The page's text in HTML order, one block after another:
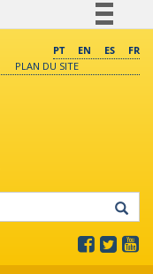
Comunica BR
PT EN ES
FR
PLAN DU SITE